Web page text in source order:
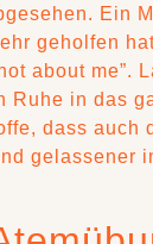
Ein
geholfen
about me”.
Ruhe in das
dass auch
gelassener